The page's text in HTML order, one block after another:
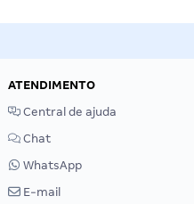
ATENDIMENTO
Central de ajuda
Chat
WhatsApp
E-mail